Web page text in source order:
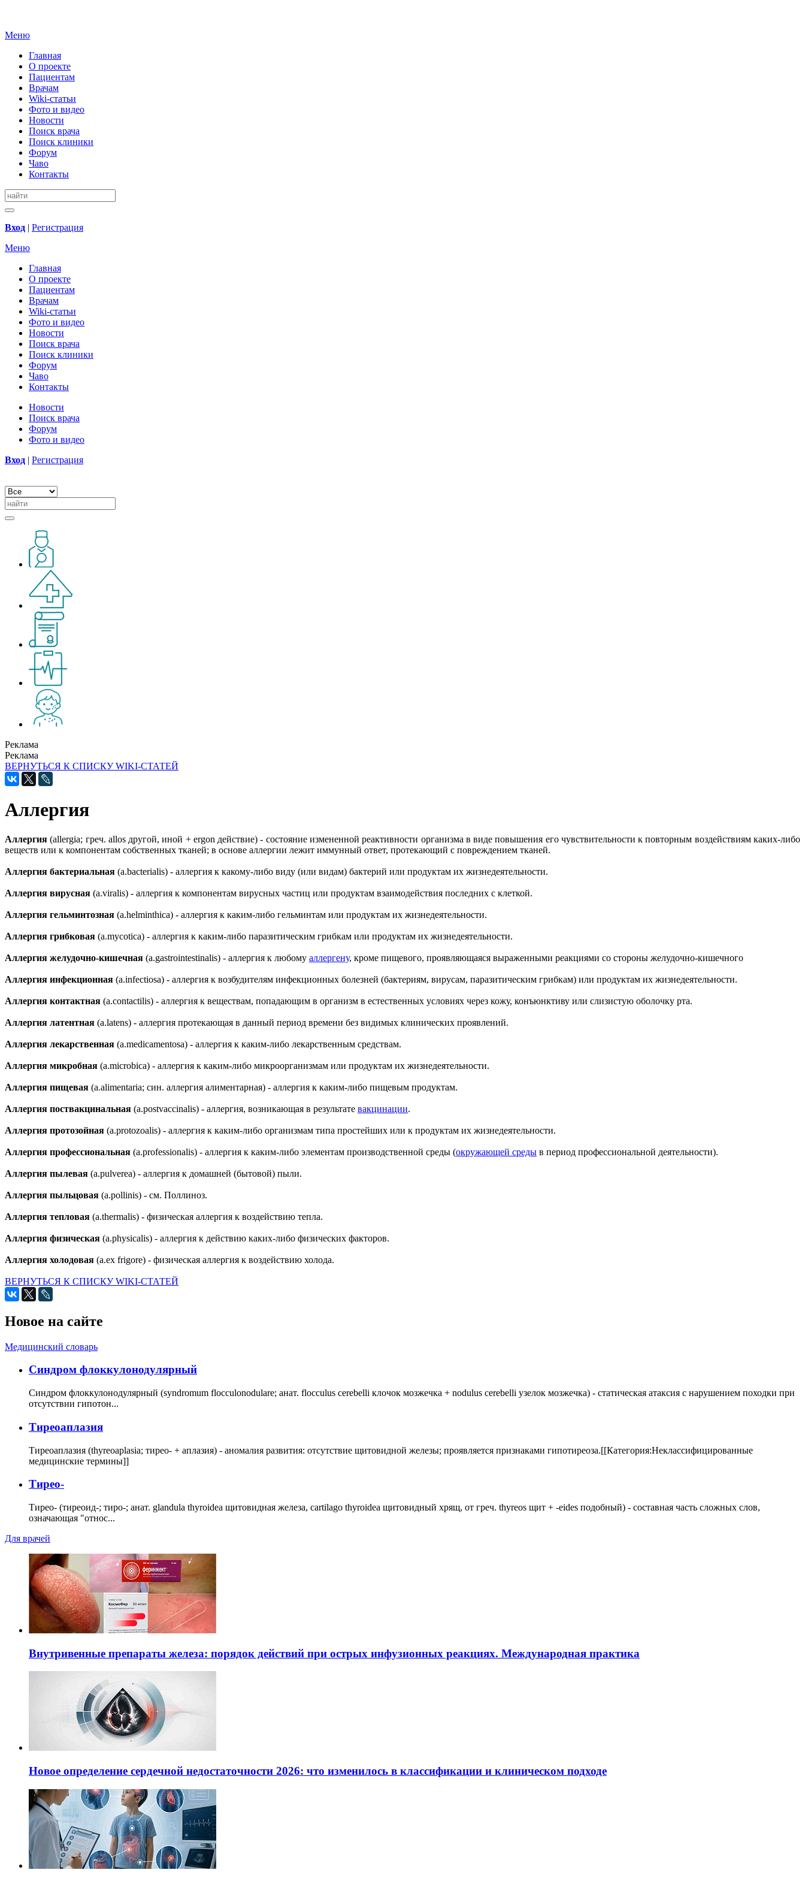
Меню
Главная
О проекте
Пациентам
Врачам
Wiki-статьи
Фото и видео
Новости
Поиск врача
Поиск клиники
Форум
Чаво
Контакты
Вход | Регистрация
Меню
Главная
О проекте
Пациентам
Врачам
Wiki-статьи
Фото и видео
Новости
Поиск врача
Поиск клиники
Форум
Чаво
Контакты
Новости
Поиск врача
Форум
Фото и видео
Вход | Регистрация
Реклама
Реклама
ВЕРНУТЬСЯ К СПИСКУ WIKI-СТАТЕЙ
Аллергия
Аллергия(allergia; греч. allos другой, иной + ergon действие) - состояние измененной реактивности организма в виде повышения его чувствительности к повторным воздействиям каких-либо
веществ или к компонентам собственных тканей; в основе аллергии лежит иммунный ответ, протекающий с повреждением тканей.
Аллергия бактериальная (a.bacterialis) - аллергия к какому-либо виду (или видам) бактерий или продуктам их жизнедеятельности.
Аллергия вирусная (a.viralis) - аллергия к компонентам вирусных частиц или продуктам взаимодействия последних с клеткой.
Аллергия гельминтозная (a.helminthica) - аллергия к каким-либо гельминтам или продуктам их жизнедеятельности.
Аллергия грибковая (a.mycotica) - аллергия к каким-либо паразитическим грибкам или продуктам их жизнедеятельности.
Аллергия желудочно-кишечная (a.gastrointestinalis) - аллергия к любому аллергену, кроме пищевого, проявляющаяся выраженными реакциями со стороны желудочно-кишечного
Аллергия инфекционная (a.infectiosa) - аллергия к возбудителям инфекционных болезней (бактериям, вирусам, паразитическим грибкам) или продуктам их жизнедеятельности.
Аллергия контактная (a.contactilis) - аллергия к веществам, попадающим в организм в естественных условиях через кожу, конъюнктиву или слизистую оболочку рта.
Аллергия латентная (a.latens) - аллергия протекающая в данный период времени без видимых клинических проявлений.
Аллергия лекарственная (a.medicamentosa) - аллергия к каким-либо лекарственным средствам.
Аллергия микробная (a.microbica) - аллергия к каким-либо микроорганизмам или продуктам их жизнедеятельности.
Аллергия пищевая (a.alimentaria; син. аллергия алиментарная) - аллергия к каким-либо пищевым продуктам.
Аллергия поствакцинальная (a.postvaccinalis) - аллергия, возникающая в результате вакцинации.
Аллергия протозойная (a.protozoalis) - аллергия к каким-либо организмам типа простейших или к продуктам их жизнедеятельности.
Аллергия профессиональная (a.professionalis) - аллергия к каким-либо элементам производственной среды (окружающей среды в период профессиональной деятельности).
Аллергия пылевая (a.pulverea) - аллергия к домашней (бытовой) пыли.
Аллергия пыльцовая (a.pollinis) - см. Поллиноз.
Аллергия тепловая (a.thermalis) - физическая аллергия к воздействию тепла.
Аллергия физическая (a.physicalis) - аллергия к действию каких-либо физических факторов.
Аллергия холодовая (а.ex frigore) - физическая аллергия к воздействию холода.
ВЕРНУТЬСЯ К СПИСКУ WIKI-СТАТЕЙ
Новое на сайте
Медицинский словарь
Cиндром флоккулонодулярный
Синдром флоккулонодулярный (syndromum flocculonodulare; анат. flocculus cerebelli клочок мозжечка + nodulus cerebelli узелок мозжечка) - статическая атаксия с нарушением походки при
отсутствии гипотон...
Тиреоаплазия
Тиреоаплазия (thyreoaplasia; тирео- + аплазия) - аномалия развития: отсутствие щитовидной железы; проявляется признаками гипотиреоза.[[Категория:Неклассифицированные
медицинские термины]]
Тирео-
Тирео- (тиреоид-; тиро-; анат. glandula thyroidea щитовидная железа, cartilago thyroidea щитовидный хрящ, от греч. thyreos щит + -eides подобный) - составная часть сложных слов,
означающая "относ...
Для врачей
Внутривенные препараты железа: порядок действий при острых инфузионных реакциях. Международная практика
Новое определение сердечной недостаточности 2026: что изменилось в классификации и клиническом подходе